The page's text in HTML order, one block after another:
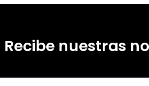
Recibe nuestras